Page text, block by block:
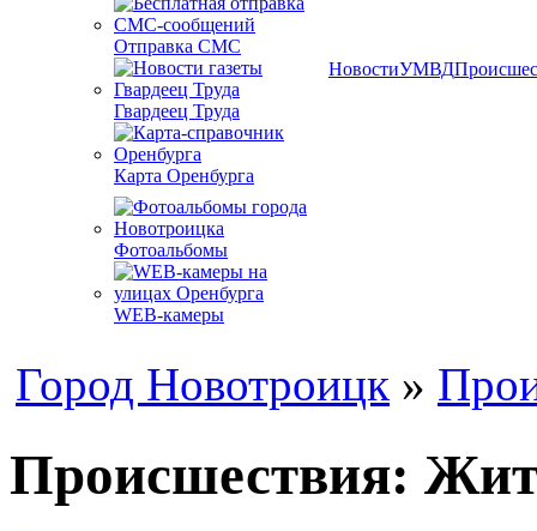
Отправка СМС
Гвардеец Труда
Карта Оренбурга
Фотоальбомы
WEB-камеры
НовостиУМВД
Город Новотроицк »
Происшествия: